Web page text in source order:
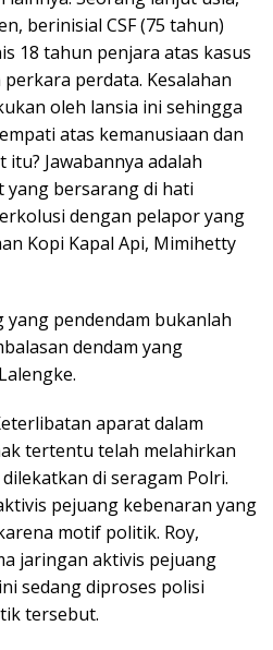
berinisial CSF (75 tahun)
18 tahun penjara atas kasus
perdata. Kesalahan
oleh lansia ini sehingga
atas kemanusiaan dan
Jawabannya adalah
yang bersarang di hati
dengan pelapor yang
Kopi Kapal Api, Mimihetty
pendendam bukanlah
dendam yang
aparat dalam
tertentu telah melahirkan
dilekatkan di seragam Polri.
pejuang kebenaran yang
motif politik. Roy,
jaringan aktivis pejuang
sedang diproses polisi
tersebut.